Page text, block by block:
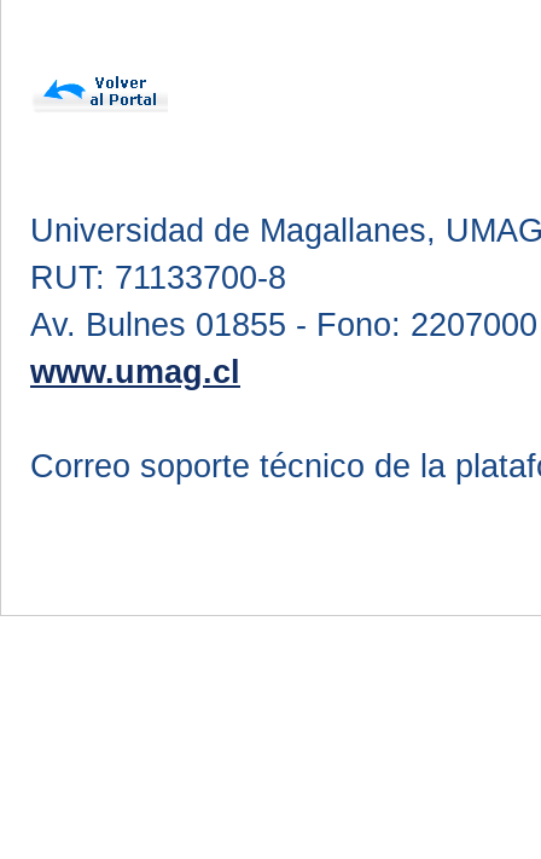
Universidad de Magallanes,
RUT: 71133700-8
Av. Bulnes 01855 - Fono: 2207000
www.umag.cl
Correo soporte técnico de la